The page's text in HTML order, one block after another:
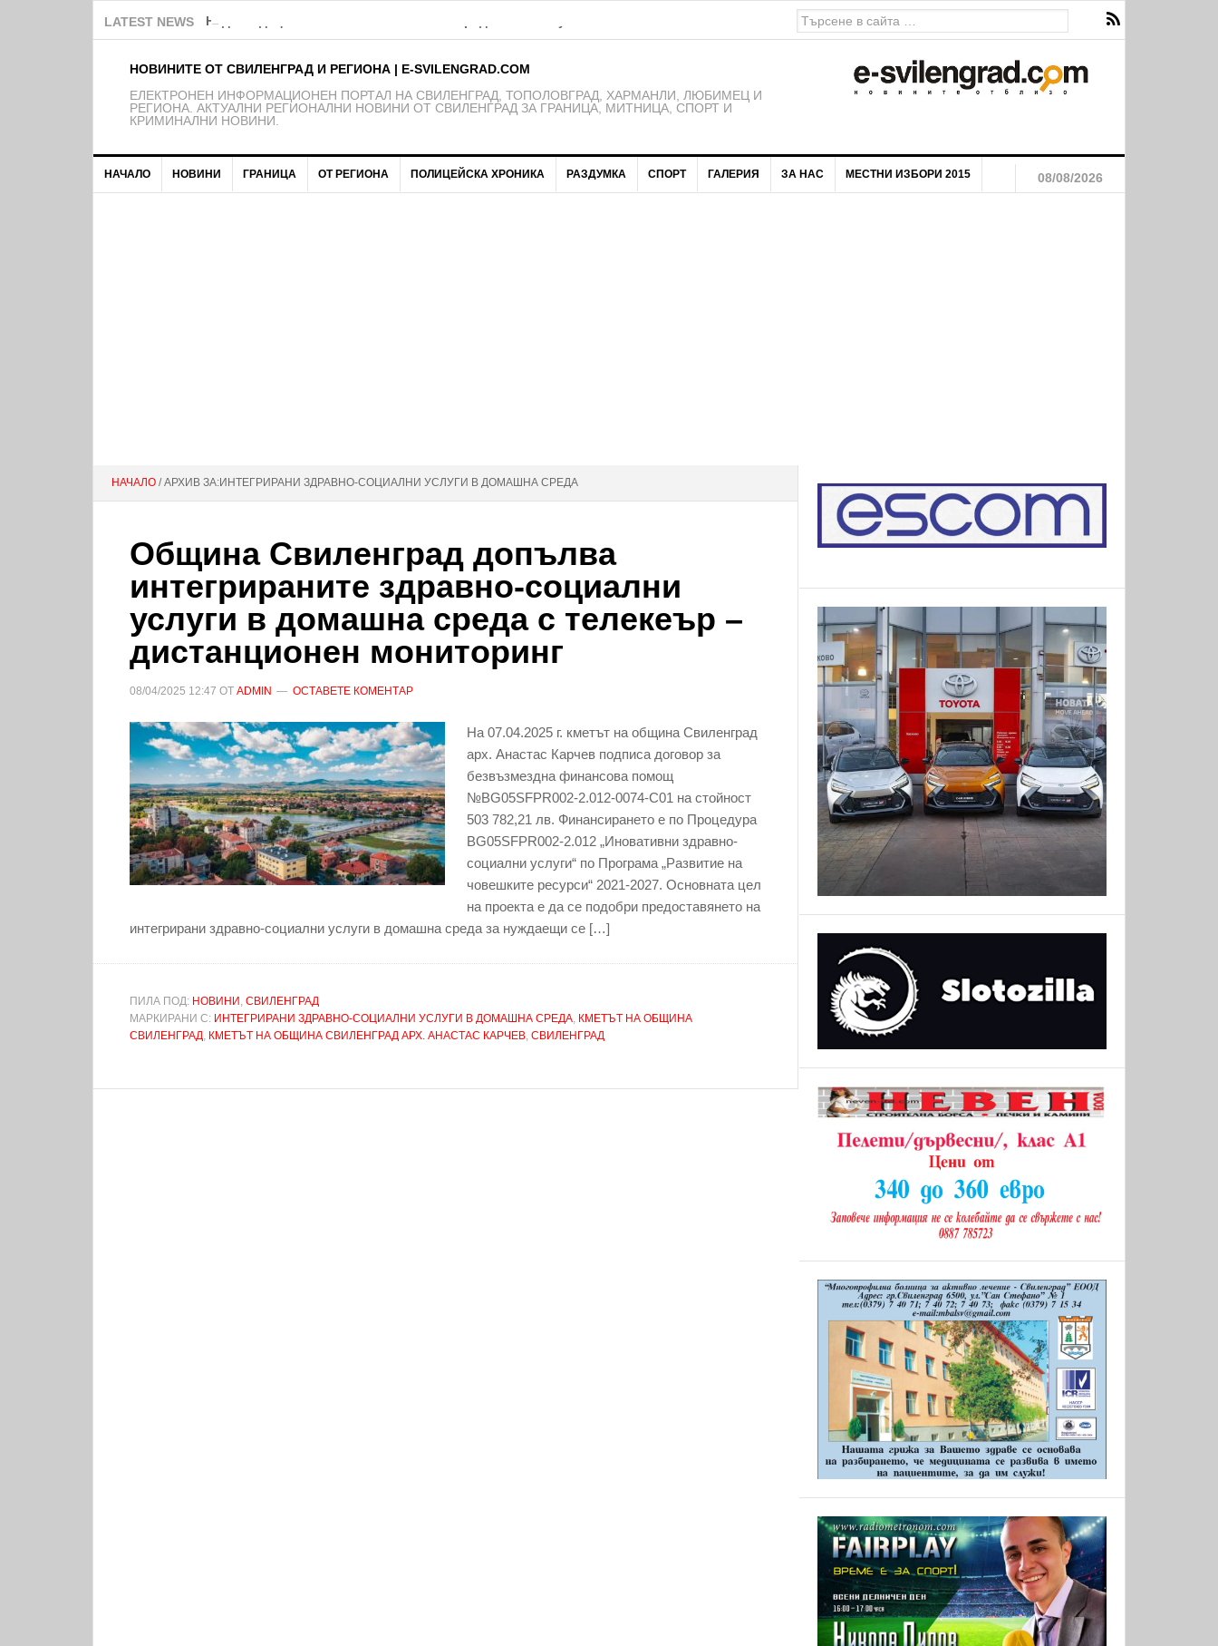
LATEST NEWS Над 150 деца от школата на ФК Свиленград – 1921 получават нови екипи
НОВИНИТЕ ОТ СВИЛЕНГРАД И РЕГИОНА | E-SVILENGRAD.COM
EЛЕКТРОНЕН ИНФОРМАЦИОНЕН ПОРТАЛ НА СВИЛЕНГРАД, ТОПОЛОВГРАД, ХАРМАНЛИ, ЛЮБИМЕЦ И
РЕГИОНА. АКТУАЛНИ РЕГИОНАЛНИ НОВИНИ ОТ СВИЛЕНГРАД ЗА ГРАНИЦА, МИТНИЦА, СПОРТ И
КРИМИНАЛНИ НОВИНИ.
НАЧАЛО НОВИНИ ГРАНИЦА ОТ РЕГИОНА ПОЛИЦЕЙСКА ХРОНИКА РАЗДУМКА СПОРТ ГАЛЕРИЯ ЗА НАС МЕСТНИ ИЗБОРИ 2015 08/08/2026
НАЧАЛО / АРХИВ ЗА:ИНТЕГРИРАНИ ЗДРАВНО-СОЦИАЛНИ УСЛУГИ В ДОМАШНА СРЕДА
Община Свиленград допълва
интегрираните здравно-социални
услуги в домашна среда с телекеър –
дистанционен мониторинг
08/04/2025 12:47 ОТ ADMIN ОСТАВЕТЕ КОМЕНТАР
На 07.04.2025 г. кметът на община Свиленград
арх. Анастас Карчев подписа договор за
безвъзмездна финансова помощ
№BG05SFPR002-2.012-0074-С01 на стойност
503 782,21 лв. Финансирането е по Процедура
BG05SFPR002-2.012 „Иновативни здравно-
социални услуги“ по Програма „Развитие на
човешките ресурси“ 2021-2027. Основната цел
на проекта е да се подобри предоставянето на
интегрирани здравно-социални услуги в домашна среда за нуждаещи се […]
ПИЛА ПОД: НОВИНИ , СВИЛЕНГРАД
МАРКИРАНИ С: ИНТЕГРИРАНИ ЗДРАВНО-СОЦИАЛНИ УСЛУГИ В ДОМАШНА СРЕДА, КМЕТЪТ НА ОБЩИНА
СВИЛЕНГРАД, КМЕТЪТ НА ОБЩИНА СВИЛЕНГРАД АРХ. АНАСТАС КАРЧЕВ, СВИЛЕНГРАД